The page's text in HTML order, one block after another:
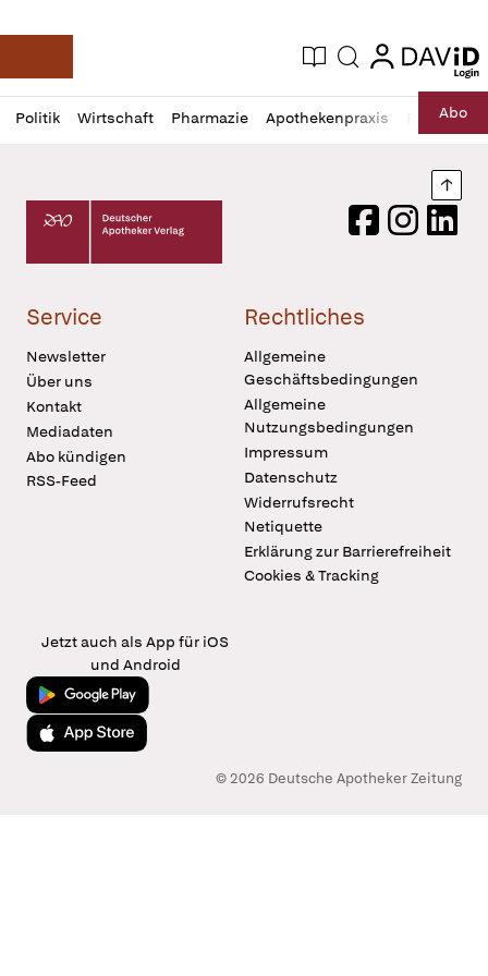
Deutsche Apotheker Zeitung
Aktuelle Ausgabe
Suche login
login
Politik Wirtschaft Pharmazie Apothekenpraxis RechtAbo
Profil
öffnen
Daz
Pur
Deutscher Apotheker Verlag Logo
FacebookInstagram
Service
Newsletter
Über uns
Kontakt
Mediadaten
Abo kündigen
RSS-Feed
Rechtliches
Allgemeine
Geschäftsbedingungen
Allgemeine
Nutzungsbedingungen
Impressum
Datenschutz
Widerrufsrecht
Netiquette
Erklärung zur Barrierefreiheit
Cookies & Tracking
Jetzt auch als App für iOS
und Android
Jetzt bei Google Play
Laden im App Store
© 2026 Deutsche Apotheker Zeitung